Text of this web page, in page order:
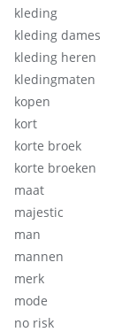
kleding
kleding dames
kleding heren
kledingmaten
kopen
kort
korte broek
korte broeken
maat
majestic
man
mannen
merk
mode
no risk